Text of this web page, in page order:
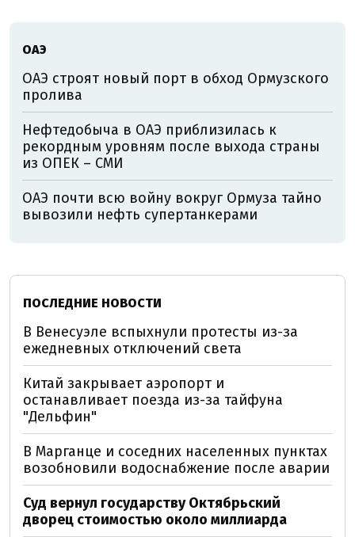
ОАЭ
ОАЭ строят новый порт в обход Ормузского
пролива
Нефтедобыча в ОАЭ приблизилась к
рекордным уровням после выхода страны
из ОПЕК – СМИ
ОАЭ почти всю войну вокруг Ормуза тайно
вывозили нефть супертанкерами
ПОСЛЕДНИЕ НОВОСТИ
В Венесуэле вспыхнули протесты из-за
ежедневных отключений света
Китай закрывает аэропорт и
останавливает поезда из-за тайфуна
"Дельфин"
В Марганце и соседних населенных пунктах
возобновили водоснабжение после аварии
Суд вернул государству Октябрьский
дворец стоимостью около миллиарда